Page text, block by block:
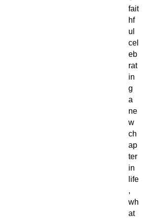
fait
hf
ul
cel
eb
rat
in
g
a
ne
w
ch
ap
ter
in
life
,
wh
at